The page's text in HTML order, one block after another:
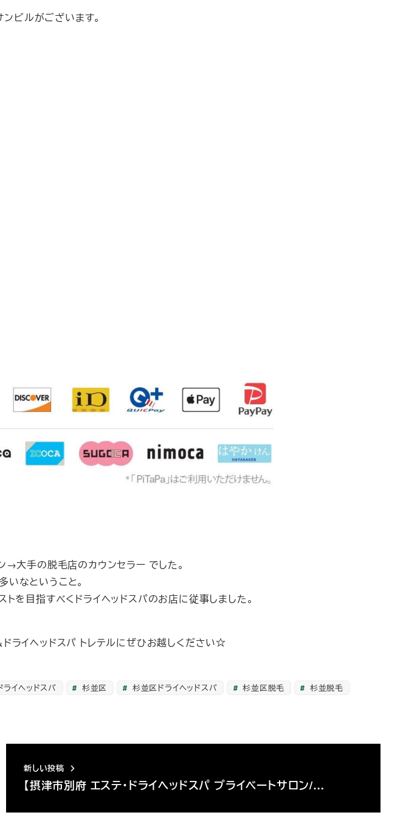
ビルがございます。
→大手の脱毛店のカウンセラー でした。
なということ。
を目指すべくドライヘッドスパのお店に従事しました。
ライヘッドスパ トレテルにぜひお越しください☆
ライヘッドスパ 杉並区 杉並区ドライヘッドスパ 杉並区脱毛
杉並脱毛
新しい投稿
【摂津市別府 エステ・ドライヘッドスパ プライベートサロン/…